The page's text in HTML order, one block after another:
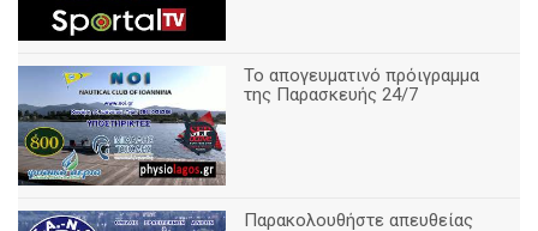
Το απογευματινό πρόιγραμμα
της Παρασκευής 24/7
Παρακολουθήστε απευθείας